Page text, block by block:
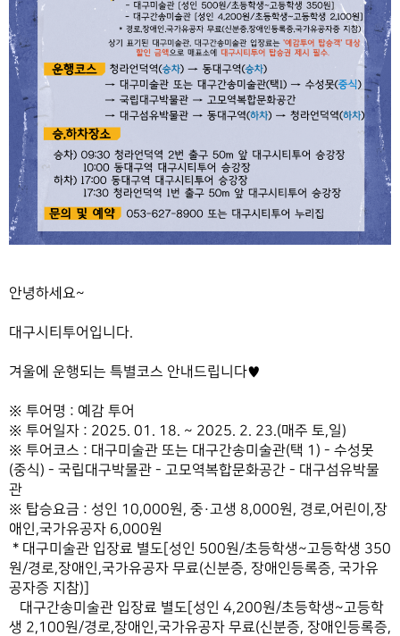
안녕하세요~
대구시티투어입니다.
겨울에 운행되는 특별코스 안내드립니다♥
※ 투어명 : 예감 투어
※ 투어일자 : 2025. 01. 18. ~ 2025. 2. 23.(매주 토,일)
※ 투어코스 : 대구미술관 또는 대구간송미술관(택 1) - 수성못
(중식) - 국립대구박물관 - 고모역복합문화공간 - 대구섬유박물
관
※ 탑승요금 : 성인 10,000원, 중·고생 8,000원, 경로,어린이,장
애인,국가유공자 6,000원
* 대구미술관 입장료 별도[성인 500원/초등학생~고등학생 350
원/경로,장애인,국가유공자 무료(신분증, 장애인등록증, 국가유
공자증 지참)]
대구간송미술관 입장료 별도[성인 4,200원/초등학생~고등학
생 2,100원/경로,장애인,국가유공자 무료(신분증, 장애인등록증,